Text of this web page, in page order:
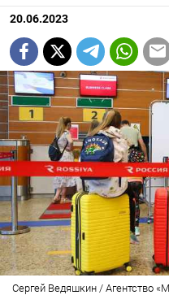
20.06.2023
Сергей Ведяшкин / Агентство